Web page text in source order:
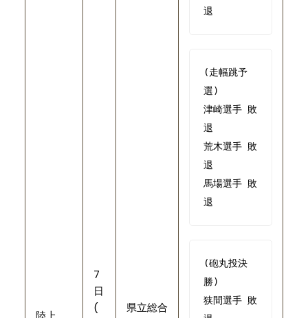
7
日
(
県立総合
(走幅跳予
選)
津崎選手 敗
退
荒木選手 敗
退
馬場選手 敗
退
(砲丸投決
勝)
狭間選手 敗